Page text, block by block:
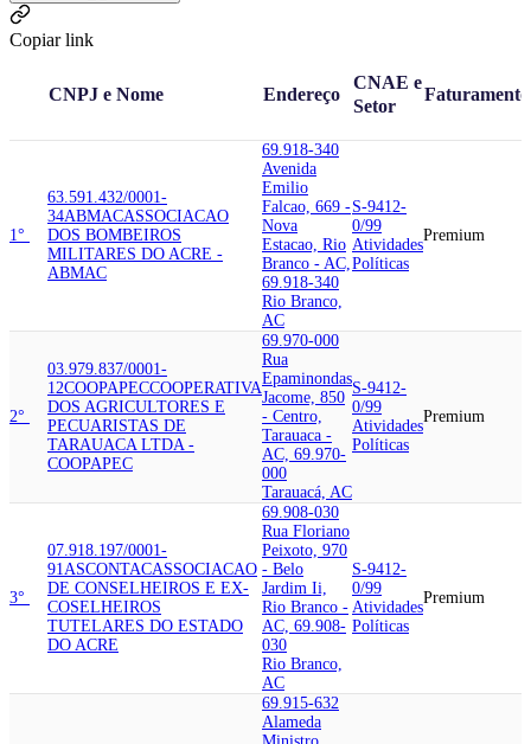
Copiar link
CNPJ e Nome Endereço
CNAE e
Setor
Faturamento
1°
63.591.432/0001-
34ABMACASSOCIACAO
DOS BOMBEIROS
MILITARES DO ACRE -
ABMAC
69.918-340
Avenida
Emilio
Falcao, 669 -
Nova
Estacao, Rio
Branco - AC,
69.918-340
Rio Branco,
AC
S-9412-
0/99
Atividades
Políticas
Premium
2°
03.979.837/0001-
12COOPAPECCOOPERATIVA
DOS AGRICULTORES E
PECUARISTAS DE
TARAUACA LTDA -
COOPAPEC
69.970-000
Rua
Epaminondas
Jacome, 850
- Centro,
Tarauaca -
AC, 69.970-
000
Tarauacá, AC
S-9412-
0/99
Atividades
Políticas
Premium
3°
07.918.197/0001-
91 ASCONTACASSOCIACAO
DE CONSELHEIROS E EX-
COSELHEIROS
TUTELARES DO ESTADO
DO ACRE
69.908-030
Rua Floriano
Peixoto, 970
- Belo
Jardim Ii,
Rio Branco -
AC, 69.908-
030
Rio Branco,
AC
S-9412-
0/99
Atividades
Políticas
Premium
69.915-632
Alameda